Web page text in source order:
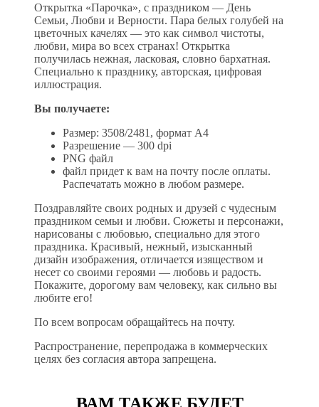
Открытка «Парочка», с праздником — День
Семьи, Любви и Верности. Пара белых голубей на
цветочных качелях — это как символ чистоты,
любви, мира во всех странах! Открытка
получилась нежная, ласковая, словно бархатная.
Специально к празднику, авторская, цифровая
иллюстрация.
Вы получаете:
Размер: 3508/2481, формат А4
Разрешение — 300 dpi
PNG файл
файл придет к вам на почту после оплаты.
Распечатать можно в любом размере.
Поздравляйте своих родных и друзей с чудесным
праздником семьи и любви. Сюжеты и персонажи,
нарисованы с любовью, специально для этого
праздника. Красивый, нежный, изысканный
дизайн изображения, отличается изяществом и
несет со своими героями — любовь и радость.
Покажите, дорогому вам человеку, как сильно вы
любите его!
По всем вопросам обращайтесь на почту.
Распространение, перепродажа в коммерческих
целях без согласия автора запрещена.